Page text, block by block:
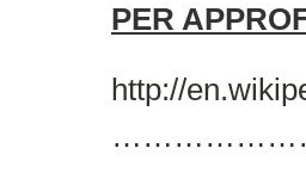
PER
http://